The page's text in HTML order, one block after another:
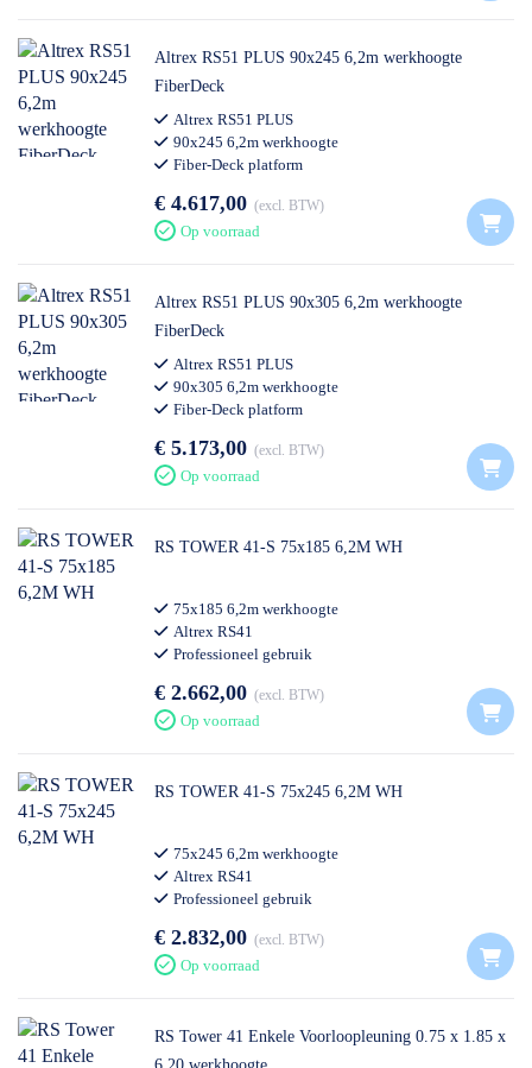
Altrex RS51 PLUS 90x245 6,2m werkhoogte
FiberDeck
Altrex RS51 PLUS
90x245 6,2m werkhoogte
Fiber-Deck platform
€ 4.617,00 excl. BTW
Op voorraad
Altrex RS51 PLUS 90x305 6,2m werkhoogte
FiberDeck
Altrex RS51 PLUS
90x305 6,2m werkhoogte
Fiber-Deck platform
€ 5.173,00 excl. BTW
Op voorraad
RS TOWER 41-S 75x185 6,2M WH
75x185 6,2m werkhoogte
Altrex RS41
Professioneel gebruik
€ 2.662,00 excl. BTW
Op voorraad
RS TOWER 41-S 75x245 6,2M WH
75x245 6,2m werkhoogte
Altrex RS41
Professioneel gebruik
€ 2.832,00 excl. BTW
Op voorraad
RS Tower 41 Enkele Voorloopleuning 0.75 x 1.85 x